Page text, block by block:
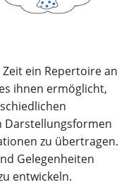
ein Repertoire an
ihnen ermöglicht,
Darstellungsformen
zu übertragen.
Gelegenheiten
entwickeln.